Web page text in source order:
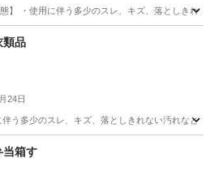
】 ・使用に伴う多少のスレ、キズ、落としき
サリー
類品
24日
う多少のスレ、キズ、落としきれない汚れな
ョン
当箱す